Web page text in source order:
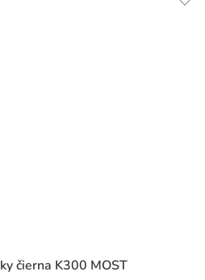
čierna K300 MOST